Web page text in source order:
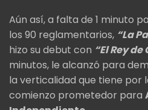
Aún así, a falta de 1 minuto
los 90 reglamentarios, “La
hizo su debut con “El Rey de
minutos, le alcanzó para
la verticalidad que tiene por
comienzo prometedor para